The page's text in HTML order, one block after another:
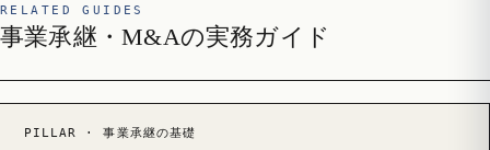
RELATED GUIDES
事業承継・M&Aの実務ガイド
PILLAR · 事業承継の基礎